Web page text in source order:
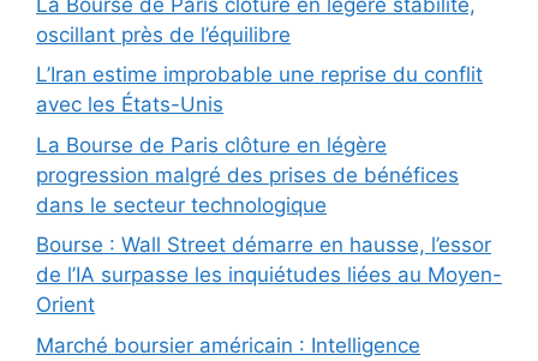
oscillant près de l’équilibre
L’Iran estime improbable une reprise du conflit
avec les États-Unis
La Bourse de Paris clôture en légère
progression malgré des prises de bénéfices
dans le secteur technologique
Bourse : Wall Street démarre en hausse, l’essor
de l’IA surpasse les inquiétudes liées au Moyen-
Orient
Marché boursier américain : Intelligence